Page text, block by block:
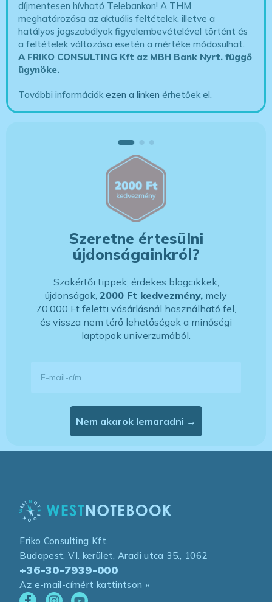
díjmentesen hívható Telebankon! A THM
meghatározása az aktuális feltételek, illetve a
hatályos jogszabályok figyelembevételével történt és
a feltételek változása esetén a mértéke módosulhat.
A FRIKO CONSULTING Kft az MBH Bank Nyrt. függő
ügynöke.
További információkezen a linken érhetőek el.
Szeretne értesülni
újdonságainkról?
Szakértői tippek, érdekes blogcikkek,
újdonságok, 2000 Ft kedvezmény, mely
70.000 Ft feletti vásárlásnál használható fel,
és vissza nem térő lehetőségek a minőségi
laptopok univerzumából.
Nem akarok lemaradni →
Friko Consulting Kft.
Budapest, VI. kerület, Aradi utca 35., 1062
+36-30-7939-000
Az e-mail-címért kattintson »